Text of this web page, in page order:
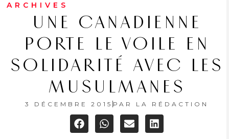
ARCHIVES
UNE CANADIENNE
PORTE LE VOILE EN
SOLIDARITÉ AVEC LES
MUSULMANES
3 DÉCEMBRE 2015 PAR LA RÉDACTION